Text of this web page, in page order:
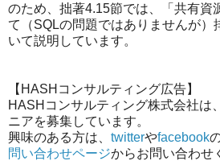
のため、拙著4.15節では、「共有資
て（SQLの問題ではありませんが）
いて説明しています。
【HASHコンサルティング広告】
HASHコンサルティング株式会社は
ニアを募集しています。
興味のある方は、 twitterやfacebook
問い合わせページからお問い合わせ